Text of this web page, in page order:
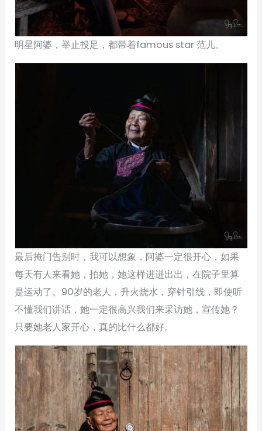
明星阿婆，举止投足，都带着famous star 范儿。
最后掩门告别时，我可以想象，阿婆一定很开心，如果
每天有人来看她，拍她，她这样进进出出，在院子里算
是运动了。90岁的老人，升火烧水，穿针引线，即使听
不懂我们讲话，她一定很高兴我们来采访她，宣传她？
只要她老人家开心，真的比什么都好。